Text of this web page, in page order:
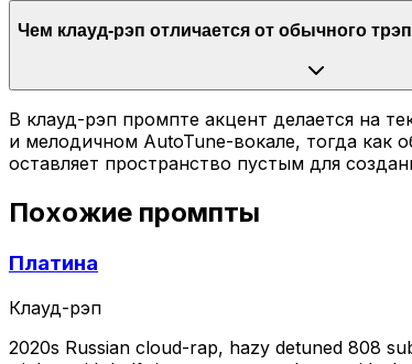
Чем клауд-рэп отличается от обычного
В клауд-рэп промпте акцент делается на
и мелодичном AutoTune-вокале, тогда как
оставляет пространство пустым для
Похожие промпты
Платина
Клауд-рэп
2020s Russian cloud-rap, hazy detuned 808